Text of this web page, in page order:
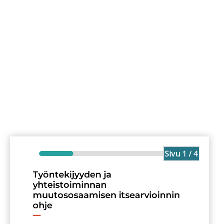
Sivu 1 / 4
Työntekijyyden ja
yhteistoiminnan
muutososaamisen itsearvioinnin
ohje